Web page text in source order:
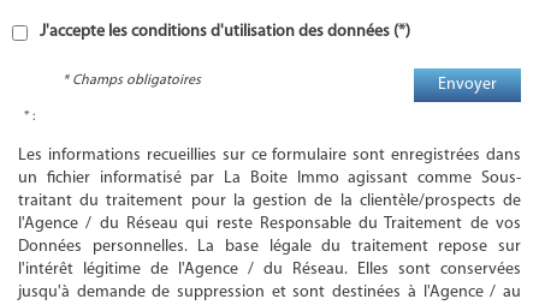
J'accepte les conditions d'utilisation des données (*)
Envoyer
* Champs obligatoires
* :
Les informations recueillies sur ce formulaire sont enregistrées dans
un fichier informatisé par La Boite Immo agissant comme Sous-
traitant du traitement pour la gestion de la clientèle/prospects de
l'Agence / du Réseau qui reste Responsable du Traitement de vos
Données personnelles. La base légale du traitement repose sur
l'intérêt légitime de l'Agence / du Réseau. Elles sont conservées
jusqu'à demande de suppression et sont destinées à l'Agence / au